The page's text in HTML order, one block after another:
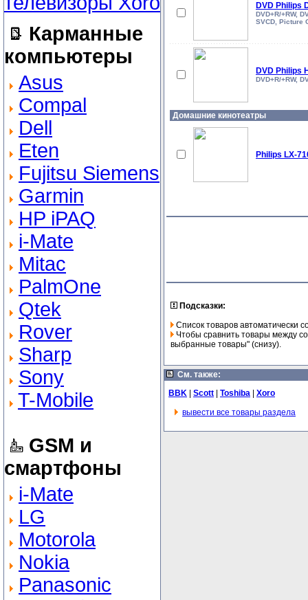
Карманные
компьютеры
Asus
Compal
Dell
Eten
Fujitsu Siemens
Garmin
HP iPAQ
i-Mate
Mitac
PalmOne
Qtek
Rover
Sharp
Sony
T-Mobile
GSM и
смартфоны
i-Mate
LG
Motorola
Nokia
Panasonic
DVD Philips
DVD+R/+RW,
SVCD, Picture
DVD Philips
DVD+R/+RW,
Домашние кинотеатры
Philips LX-
Подсказки:
Список товаров автоматически
Чтобы сравнить товары между
выбранные товары" (снизу).
См. также:
BBK
Scott Toshiba
Xoro
вывести все товары раздела